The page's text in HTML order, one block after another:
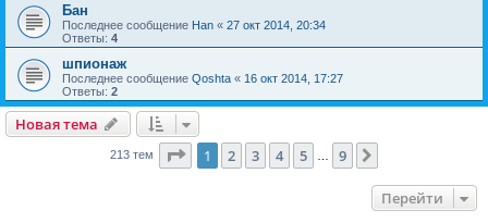
Бан
Последнее сообщение Han « 27 окт 2014, 20:34
Ответы: 4
шпионаж
Последнее сообщение Qoshta « 16 окт 2014, 17:27
Ответы: 2
Новая тема
213 тем Страница из
1 2 3 4 5 9
Перейти